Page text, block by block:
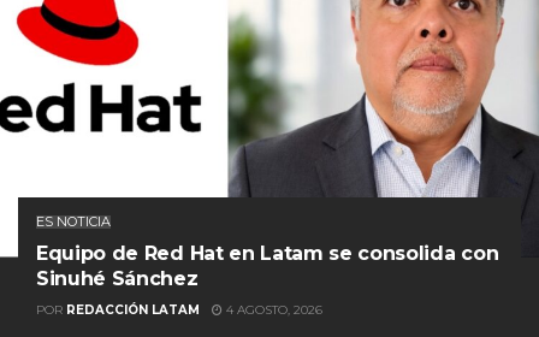
ES NOTICIA
Equipo de Red Hat en Latam se consolida con
Sinuhé Sánchez
POR REDACCIÓN LATAM 4 AGOSTO, 2026